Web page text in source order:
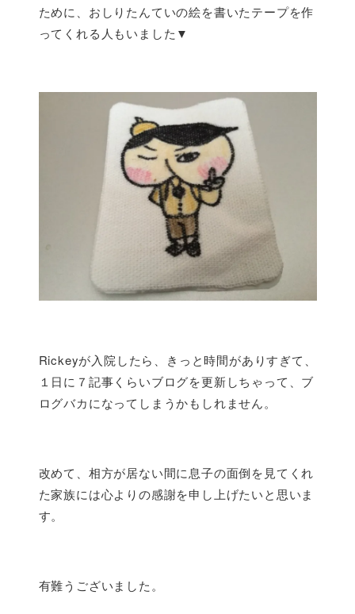
ために、おしりたんていの絵を書いたテープを作
ってくれる人もいました▼
Rickeyが入院したら、きっと時間がありすぎて、
１日に７記事くらいブログを更新しちゃって、ブ
ログバカになってしまうかもしれません。
改めて、相方が居ない間に息子の面倒を見てくれ
た家族には心よりの感謝を申し上げたいと思いま
す。
有難うございました。